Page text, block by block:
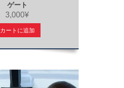
ゲート
3,000¥
カートに追加